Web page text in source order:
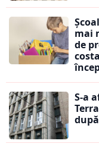
mai
de
S-a